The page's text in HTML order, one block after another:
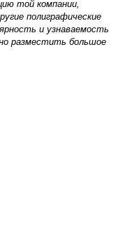
той компании,
полиграфические
и узнаваемость
разместить большое